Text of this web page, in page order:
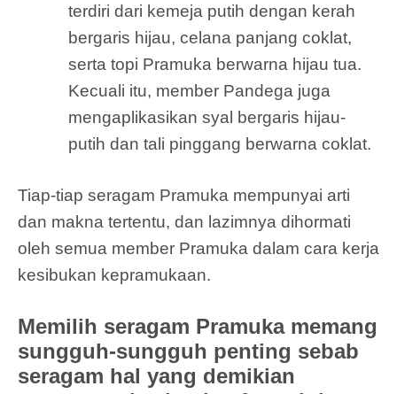
terdiri dari kemeja putih dengan kerah
bergaris hijau, celana panjang coklat,
serta topi Pramuka berwarna hijau tua.
Kecuali itu, member Pandega juga
mengaplikasikan syal bergaris hijau-
putih dan tali pinggang berwarna coklat.
Tiap-tiap seragam Pramuka mempunyai arti
dan makna tertentu, dan lazimnya dihormati
oleh semua member Pramuka dalam cara kerja
kesibukan kepramukaan.
Memilih seragam Pramuka memang
sungguh-sungguh penting sebab
seragam hal yang demikian